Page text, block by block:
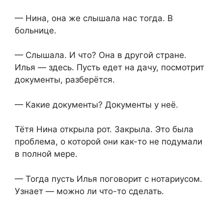
— Нина, она же слышала нас тогда. В
больнице.
— Слышала. И что? Она в другой стране.
Илья — здесь. Пусть едет на дачу, посмотрит
документы, разберётся.
— Какие документы? Документы у неё.
Тётя Нина открыла рот. Закрыла. Это была
проблема, о которой они как-то не подумали
в полной мере.
— Тогда пусть Илья поговорит с нотариусом.
Узнает — можно ли что-то сделать.